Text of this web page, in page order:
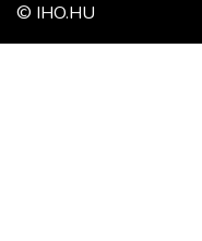
© IHO.HU